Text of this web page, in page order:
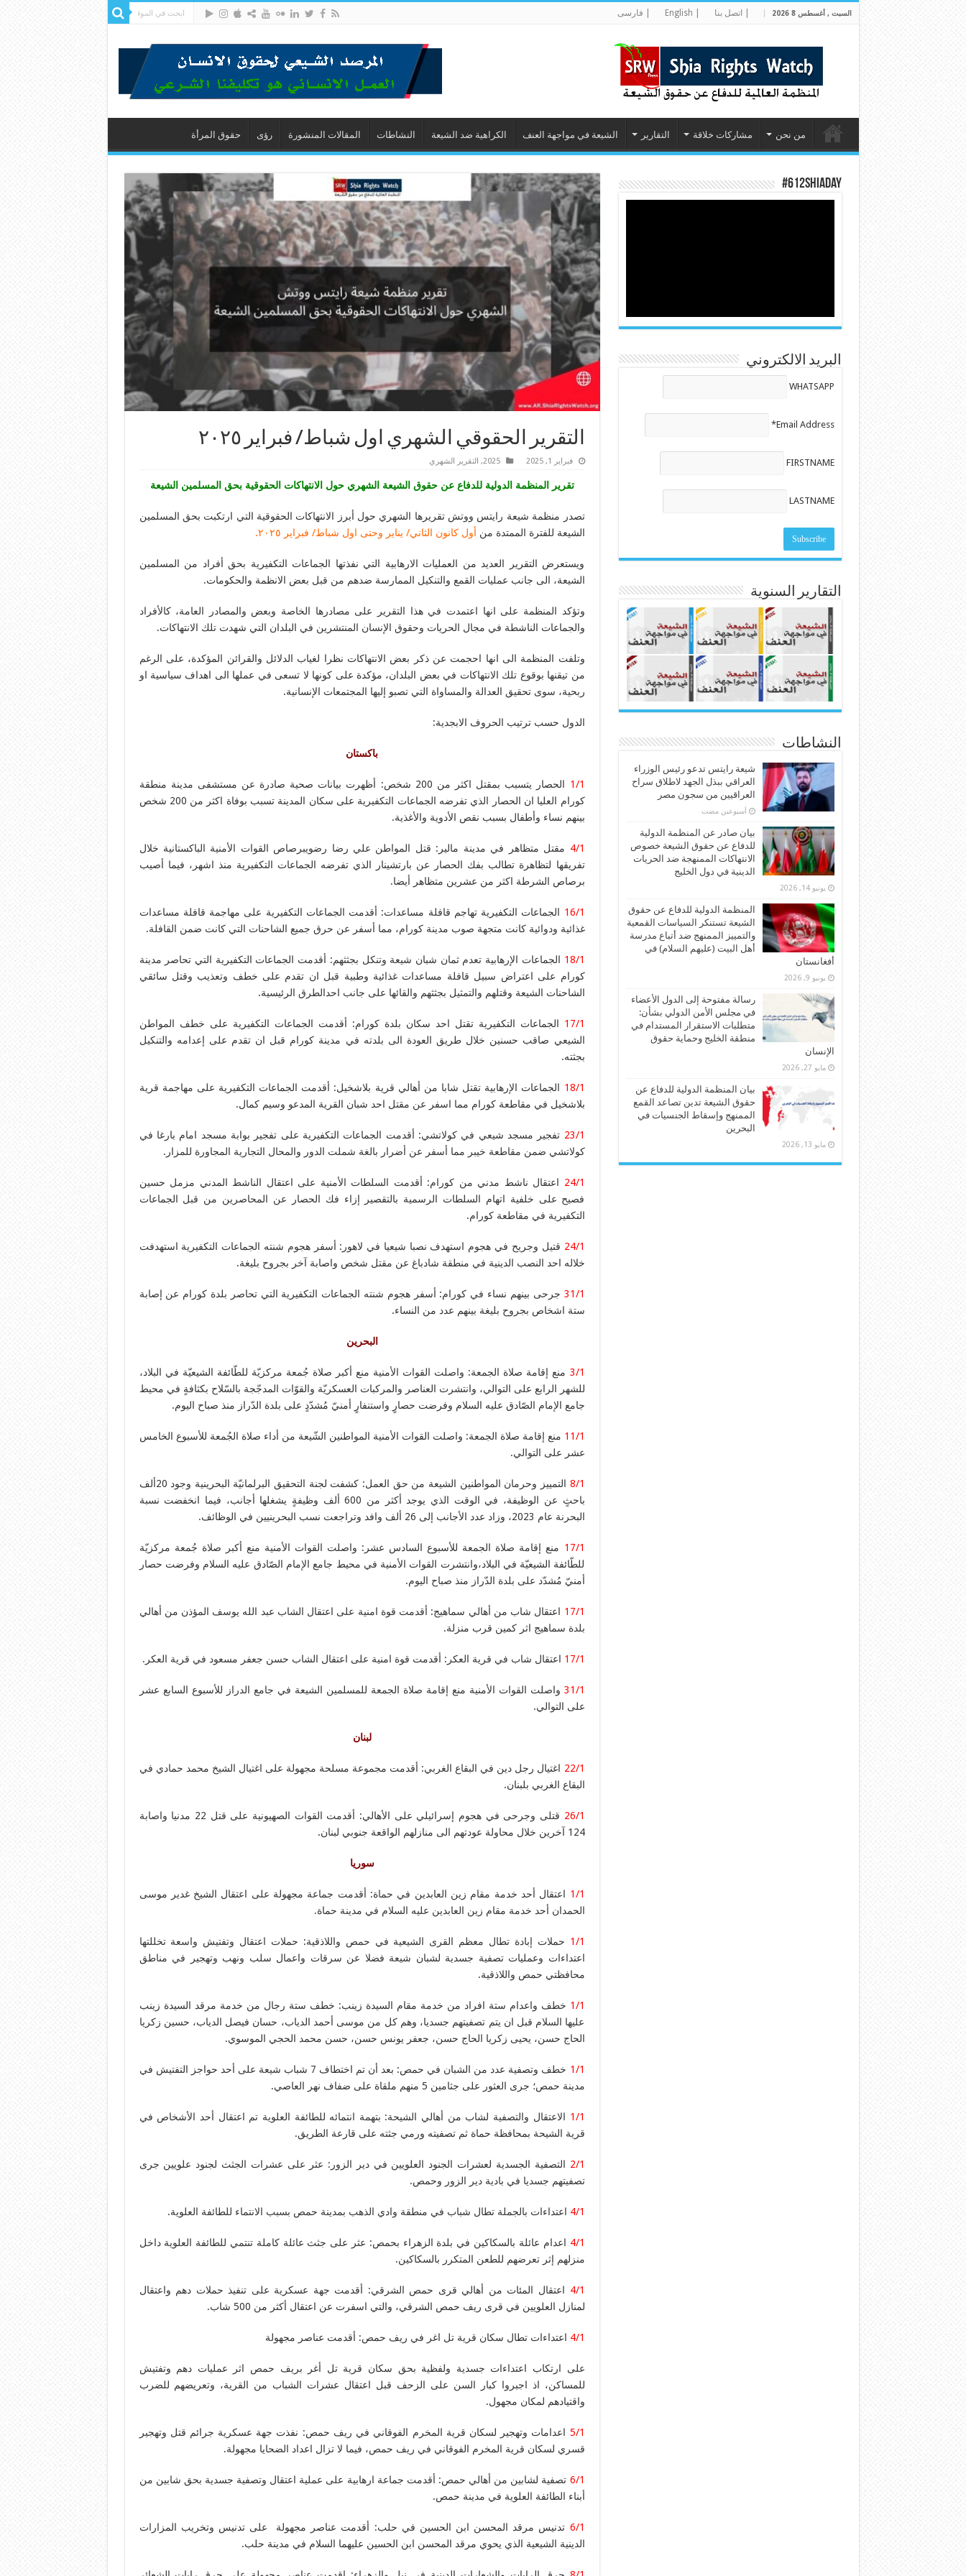
السبت , أغسطس 8 2026 | اتصل بنا | فارسى
من نحن مشاركات خلاقة التقارير الشيعة في مواجهة العنف الكراهية ضد الشيعة النشاطات المقالات المنشورة رؤى حقوق المرأة
التقرير الحقوقي الشهري اول شباط/ فبراير ٢٠٢٥
فبراير 1, 2025 2025
, التقرير الشهري
تقرير المنظمة الدولية للدفاع عن حقوق الشيعة الشهري حول الانتهاكات الحقوقية بحق المسلمين الشيعة
تصدر منظمة شيعة رايتس ووتش تقريرها الشهري حول أبرز الانتهاكات الحقوقية التي ارتكبت بحق المسلمين
الشيعة للفترة الممتدة من أول كانون الثاني/ يناير وحتى اول شباط/ فبراير ٢٠٢٥.
ويستعرض التقرير العديد من العمليات الارهابية التي نفذتها الجماعات التكفيرية بحق أفراد من المسلمين
الشيعة، الى جانب عمليات القمع والتنكيل الممارسة ضدهم من قبل بعض الانظمة والحكومات.
وتؤكد المنظمة على انها اعتمدت في هذا التقرير على مصادرها الخاصة وبعض والمصادر العامة، كالأفراد
والجماعات الناشطة في مجال الحريات وحقوق الإنسان المنتشرين في البلدان التي شهدت تلك الانتهاكات.
وتلفت المنظمة الى انها احجمت عن ذكر بعض الانتهاكات نظرا لغياب الدلائل والقرائن المؤكدة، على الرغم
من تيقنها بوقوع تلك الانتهاكات في بعض البلدان، مؤكدة على كونها لا تسعى في عملها الى اهداف سياسية او
ربحية، سوى تحقيق العدالة والمساواة التي تصبو إليها المجتمعات الإنسانية.
الدول حسب ترتيب الحروف الابجدية:
باكستان
1/1
الحصار يتسبب بمقتل اكثر من 200 شخص: أظهرت بيانات صحية صادرة عن مستشفى مدينة منطقة
كورام العليا ان الحصار الذي تفرضه الجماعات التكفيرية على سكان المدينة تسبب بوفاة اكثر من 200 شخص
بينهم نساء وأطفال بسبب نقص الأدوية والأغذية.
4/1 مقتل متظاهر في مدينة مالير: قتل المواطن علي رضا رضويبرصاص القوات الأمنية الباكستانية خلال
تفريقها لتظاهرة تطالب بفك الحصار عن بارتشينار الذي تفرضه الجماعات التكفيرية منذ اشهر، فيما أصيب
برصاص الشرطة اكثر من عشرين متظاهر أيضا.
16/1 الجماعات التكفيرية تهاجم قافلة مساعدات: أقدمت الجماعات التكفيرية على مهاجمة قافلة مساعدات
غذائية ودوائية كانت متجهة صوب مدينة كورام، مما أسفر عن حرق جميع الشاحنات التي كانت ضمن القافلة.
18/1 الجماعات الإرهابية تعدم ثمان شبان شيعة وتنكل بجثثهم: أقدمت الجماعات التكفيرية التي تحاصر مدينة
كورام على اعتراض سبيل قافلة مساعدات غذائية وطبية قبل ان تقدم على خطف وتعذيب وقتل سائقي
الشاحنات الشيعة وقتلهم والتمثيل بجثثهم والقائها على جانب احدالطرق الرئيسية.
17/1 الجماعات التكفيرية تقتل احد سكان بلدة كورام: أقدمت الجماعات التكفيرية على خطف المواطن
الشيعي صاقب حسنين خلال طريق العودة الى بلدته في مدينة كورام قبل ان تقدم على إعدامه والتنكيل
بجثته.
18/1 الجماعات الإرهابية تقتل شابا من أهالي قرية بلاشخيل: أقدمت الجماعات التكفيرية على مهاجمة قرية
بلاشخيل في مقاطعة كورام مما اسفر عن مقتل احد شبان القرية المدعو وسيم كمال.
23/1 تفجير مسجد شيعي في كولاتشي: أقدمت الجماعات التكفيرية على تفجير بوابة مسجد امام بارغا في
كولاتشي ضمن مقاطعة خيبر مما أسفر عن أضرار بالغة شملت الدور والمحال التجارية المجاورة للمزار.
24/1 اعتقال ناشط مدني من كورام: أقدمت السلطات الأمنية على اعتقال الناشط المدني مزمل حسين
فصيح على خلفية اتهام السلطات الرسمية بالتقصير إزاء فك الحصار عن المحاصرين من قبل الجماعات
التكفيرية في مقاطعة كورام.
24/1 قتيل وجريح في هجوم استهدف نصبا شيعيا في لاهور: أسفر هجوم شنته الجماعات التكفيرية استهدفت
خلاله احد النصب الدينية في منطقة شادباغ عن مقتل شخص واصابة آخر بجروح بليغة.
31/1 جرحى بينهم نساء في كورام: أسفر هجوم شنته الجماعات التكفيرية التي تحاصر بلدة كورام عن إصابة
ستة اشخاص بجروح بليغة بينهم عدد من النساء.
البحرين
3/1 منع إقامة صلاة الجمعة: واصلت القوات الأمنية منع أكبر صلاة جُمعة مركزيّة للطّائفة الشيعيّة في البلاد،
للشهر الرابع على التوالي، وانتشرت العناصر والمركبات العسكريّة والقوّات المدجّجة بالسّلاح بكثافةٍ في محيط
جامع الإمام الصّادق عليه السلام وفرضت حصارٍ واستنفارٍ أمنيّ مُشدّدٍ على بلدة الدّراز منذ صباح اليوم.
11/1 منع إقامة صلاة الجمعة: واصلت القوات الأمنية المواطنين الشّيعة من أداء صلاة الجُمعة للأسبوع الخامس
عشر على التوالي.
8/1
التمييز وحرمان المواطنين الشيعة من حق العمل: كشفت لجنة التحقيق البرلمانيّة البحرينية وجود 20ألف
باحثٍ عن الوظيفة، في الوقت الذي يوجد أكثر من 600 ألف وظيفةٍ يشغلها أجانب، فيما انخفضت نسبة
البحرنة عام 2023، وزاد عدد الأجانب إلى 26 ألف وافد وتراجعت نسب البحرينيين في الوظائف.
17/1 منع إقامة صلاة الجمعة للأسبوع السادس عشر: واصلت القوات الأمنية منع أكبر صلاة جُمعة مركزيّة
للطّائفة الشيعيّة في البلاد،وانتشرت القوات الأمنية في محيط جامع الإمام الصّادق عليه السلام وفرضت حصار
أمنيّ مُشدّد على بلدة الدّراز منذ صباح اليوم.
17/1 اعتقال شاب من أهالي سماهيج: أقدمت قوة امنية على اعتقال الشاب عبد الله يوسف المؤذن من أهالي
بلدة سماهيج اثر كمين قرب منزلة.
17/1 اعتقال شاب في قرية العكر: أقدمت قوة امنية على اعتقال الشاب حسن جعفر مسعود في قرية العكر.
31/1 واصلت القوات الأمنية منع إقامة صلاة الجمعة للمسلمين الشيعة في جامع الدراز للأسبوع السابع عشر
على التوالي.
لبنان
22/1 اغتيال رجل دين في البقاع الغربي: أقدمت مجموعة مسلحة مجهولة على اغتيال الشيخ محمد حمادي في
البقاع الغربي بلبنان.
26/1
قتلى وجرحى في هجوم إسرائيلي على الأهالي: أقدمت القوات الصهيونية على قتل 22 مدنيا واصابة
124 آخرين خلال محاولة عودتهم الى منازلهم الواقعة جنوبي لبنان.
سوريا
1/1 اعتقال أحد خدمة مقام زين العابدين في حماة: أقدمت جماعة مجهولة على اعتقال الشيخ غدير موسى
الحمدان أحد خدمة مقام زين العابدين عليه السلام في مدينة حماة.
1/1 حملات إبادة تطال معظم القرى الشيعية في حمص واللاذقية: حملات اعتقال وتفتيش واسعة تخللتها
اعتداءات وعمليات تصفية جسدية لشبان شيعة فضلا عن سرقات واعمال سلب ونهب وتهجير في مناطق
محافظتي حمص واللاذقية.
1/1 خطف واعدام ستة افراد من خدمة مقام السيدة زينب: خطف ستة رجال من خدمة مرقد السيدة زينب
عليها السلام قبل ان يتم تصفيتهم جسديا، وهم كل من موسى أحمد الدياب، حسان فيصل الدياب، حسين زكريا
الحاج حسن، يحيى زكريا الحاج حسن، جعفر يونس حسن، حسن محمد الحجي الموسوي.
1/1
خطف وتصفية عدد من الشبان في حمص: بعد أن تم اختطاف 7 شباب شيعة على أحد حواجز التفتيش في
مدينة حمص؛ جرى العثور على جثامين 5 منهم ملقاة على ضفاف نهر العاصي.
1/1 الاعتقال والتصفية لشاب من أهالي الشيحة: بتهمة انتمائه للطائفة العلوية تم اعتقال أحد الأشخاص في
قرية الشيحة بمحافظة حماة ثم تصفيته ورمي جثته على قارعة الطريق.
2/1 التصفية الجسدية لعشرات الجنود العلويين في دير الزور: عثر على عشرات الجثث لجنود علويين جرى
تصفيتهم جسديا في بادية دير الزور وحمص.
4/1 اعتداءات بالجملة تطال شباب في منطقة وادي الذهب بمدينة حمص بسبب الانتماء للطائفة العلوية.
4/1 اعدام عائلة بالسكاكين في بلدة الزهراء بحمص: عثر على جثث عائلة كاملة تنتمي للطائفة العلوية داخل
منزلهم إثر تعرضهم للطعن المتكرر بالسكاكين.
4/1 اعتقال المئات من أهالي قرى حمص الشرقي: أقدمت جهة عسكرية على تنفيذ حملات دهم واعتقال
لمنازل العلويين في قرى ريف حمص الشرقي، والتي اسفرت عن اعتقال أكثر من 500 شاب.
4/1 اعتداءات تطال سكان قرية تل اغر في ريف حمص: أقدمت عناصر مجهولة
على ارتكاب اعتداءات جسدية ولفظية بحق سكان قرية تل أغر بريف حمص اثر عمليات دهم وتفتيش
للمساكن، اذ اجبروا كبار السن على الزحف قبل اعتقال عشرات الشباب من القرية، وتعريضهم للضرب
واقتيادهم لمكان مجهول.
5/1 اعدامات وتهجير لسكان قرية المخرم الفوقاني في ريف حمص: نفذت جهة عسكرية جرائم قتل وتهجير
قسري لسكان قرية المخرم الفوقاني في ريف حمص، فيما لا تزال اعداد الضحايا مجهولة.
6/1 تصفية لشابين من أهالي حمص: أقدمت جماعة ارهابية على عملية اعتقال وتصفية جسدية بحق شابين من
أبناء الطائفة العلوية في مدينة حمص.
6/1 تدنيس مرقد المحسن ابن الحسين في حلب: أقدمت عناصر مجهولة على تدنيس وتخريب المزارات
الدينية الشيعية الذي يحوي مرقد المحسن ابن الحسين عليهما السلام في مدينة حلب.
#612ShiaDay
البريد الالكتروني
WHATSAPP
Email Address*
FIRSTNAME
LASTNAME
التقارير السنوية
النشاطات
شيعة رايتس تدعو رئيس الوزراء
العراقي ببذل الجهد لاطلاق سراح
العراقيين من سجون مصر
‏أسبوعين مضت
بيان صادر عن المنظمة الدولية
للدفاع عن حقوق الشيعة خصوص
الانتهاكات الممنهجة ضد الحريات
الدينية في دول الخليج
يونيو 14, 2026
المنظمة الدولية للدفاع عن حقوق
الشيعة تستنكر السياسات القمعية
والتمييز الممنهج ضد أتباع مدرسة
أهل البيت (عليهم السلام) في
أفغانستان
يونيو 9, 2026
رسالة مفتوحة إلى الدول الأعضاء
في مجلس الأمن الدولي بشأن:
متطلبات الاستقرار المستدام في
منطقة الخليج وحماية حقوق
الإنسان
مايو 27, 2026
بيان المنظمة الدولية للدفاع عن
حقوق الشيعة تدين تصاعد القمع
الممنهج وإسقاط الجنسيات في
البحرين
مايو 13, 2026